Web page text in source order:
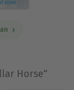
Horse“